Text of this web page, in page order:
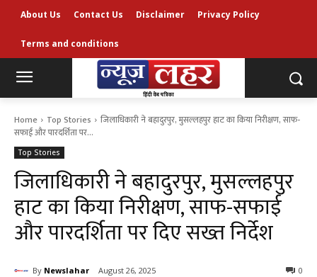
About Us Contact Us Disclaimer Privacy Policy
Terms and conditions
Home Top Stories
जिलाधिकारी ने बहादुरपुर, मुसल्लहपुर हाट का किया निरीक्षण, साफ-
सफाई और पारदर्शिता पर...
Top Stories
जिलाधिकारी ने बहादुरपुर, मुसल्लहपुर
हाट का किया निरीक्षण, साफ-सफाई
और पारदर्शिता पर दिए सख्त निर्देश
By Newslahar August 26, 2025 0